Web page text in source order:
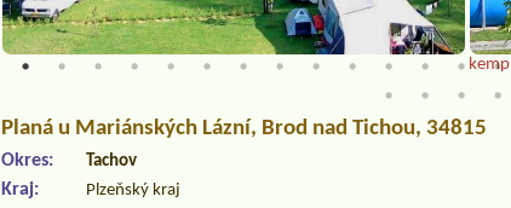
kemp
Planá u Mariánských Lázní, Brod nad Tichou, 34815
Okres: Tachov
Kraj: Plzeňský kraj